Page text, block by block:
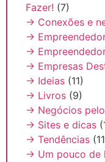
Fazer! (7)
→ Conexões e
→
→
→ Empresas
→ Ideias (11)
→ Livros (9)
→ Negócios
→ Sites e dicas
→ Tendências
→ Um pouco de